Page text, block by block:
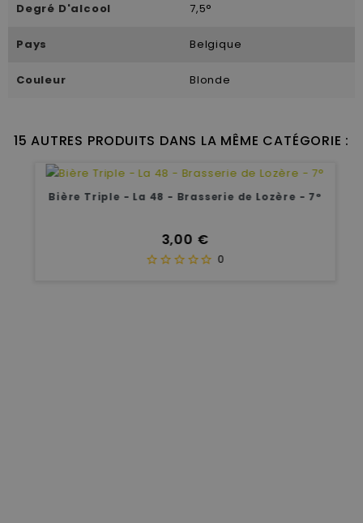
Degré D'alcool 7,5°
Pays Belgique
Couleur Blonde
15 AUTRES PRODUITS DANS LA MÊME CATÉGORIE :
Bière Triple - La 48 - Brasserie de Lozère - 7°
Prix
3,00 €
0